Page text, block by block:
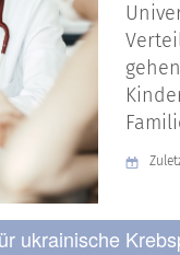
ukrainische